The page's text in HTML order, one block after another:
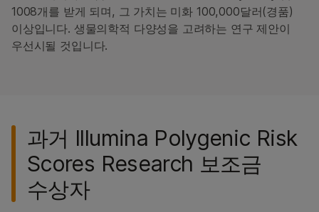
1008개를 받게 되며, 그 가치는 미화 100,000달러(경품)
이상입니다. 생물의학적 다양성을 고려하는 연구 제안이
우선시될 것입니다.
과거 Illumina Polygenic Risk
Scores Research 보조금
수상자